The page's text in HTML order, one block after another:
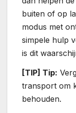
buiten of op
modus met
simpele hulp
is dit
[TIP] Tip:
transport om
behouden.